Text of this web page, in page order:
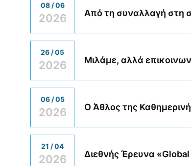
08 / 06
2026 Από τη συναλλαγή στη
26 / 05
2026 Μιλάμε, αλλά
06 / 05
2026 Ο Άθλος της
21 / 04
2026 Διεθνής Έρευνα